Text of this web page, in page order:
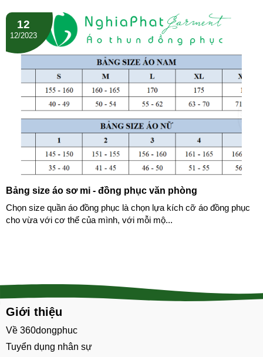
12
12/2023
Bảng size áo sơ mi - đồng phục văn phòng
Chọn size quần áo đồng phục là chọn lựa kích cỡ áo đồng phục
cho vừa với cơ thể của mình, với mỗi mộ...
Giới thiệu
Về 360dongphuc
Tuyển dụng nhân sự